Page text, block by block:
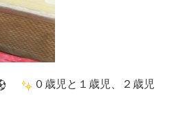
０歳児と１歳児、２歳児